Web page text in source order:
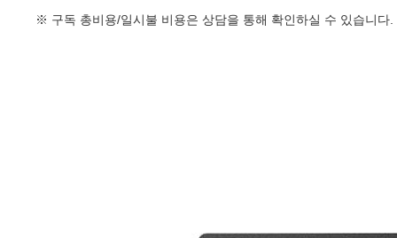
※ 구독 총비용/일시불 비용은 상담을 통해 확인하실 수 있습니다.